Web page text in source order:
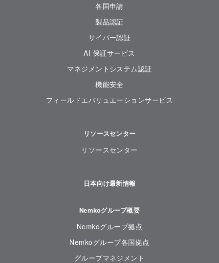
各国申請
製品認証
サイバー認証
AI 保証サービス
マネジメントシステム認証
機能安全
フィールドエバリュエーションサービス
リソースセンター
リソースセンター
日本向け最新情報
Nemkoグループ概要
Nemkoグループ拠点
Nemkoグループ各国拠点
グループマネジメント